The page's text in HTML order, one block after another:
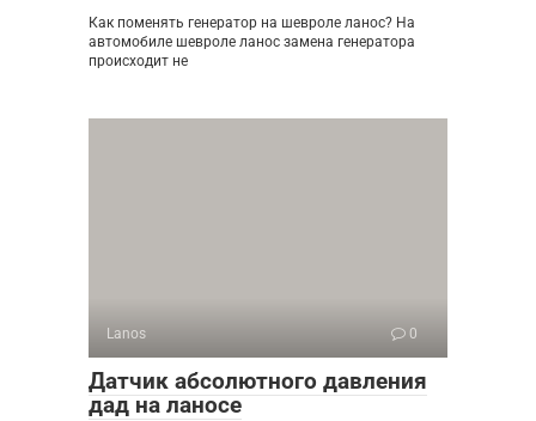
Как поменять генератор на шевроле ланос? На
автомобиле шевроле ланос замена генератора
происходит не
Lanos 0
Датчик абсолютного давления
дад на ланосе